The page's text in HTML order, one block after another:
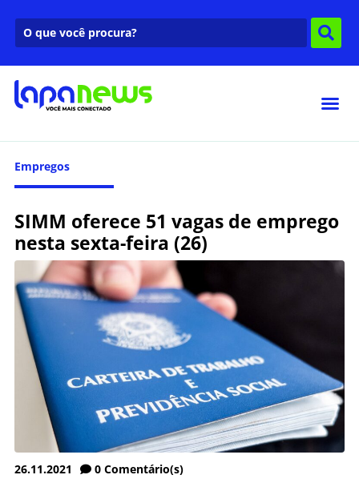
Empregos
SIMM oferece 51 vagas de emprego
nesta sexta-feira (26)
26.11.2021 0 Comentário(s)